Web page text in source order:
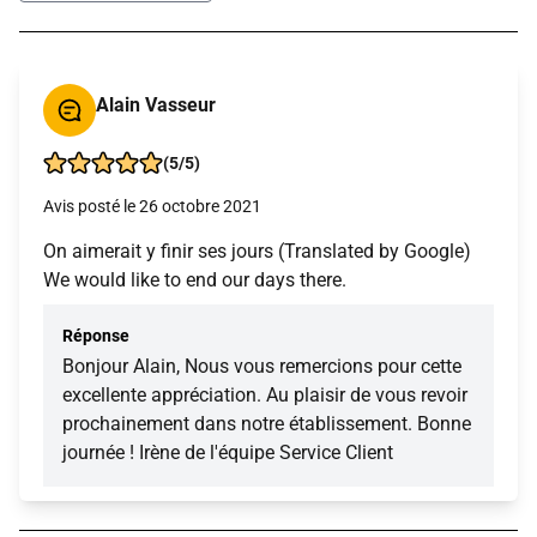
Alain Vasseur
(5/5)
Avis posté le 26 octobre 2021
On aimerait y finir ses jours (Translated by Google)
We would like to end our days there.
Réponse
Bonjour Alain, Nous vous remercions pour cette
excellente appréciation. Au plaisir de vous revoir
prochainement dans notre établissement. Bonne
journée ! Irène de l'équipe Service Client